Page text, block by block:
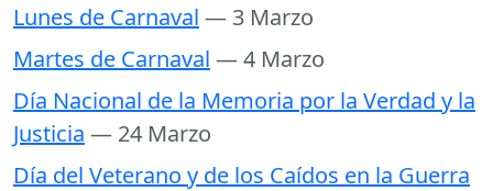
Lunes de Carnaval — 3 Marzo
Martes de Carnaval — 4 Marzo
Día Nacional de la Memoria por la Verdad y la
Justicia — 24 Marzo
Día del Veterano y de los Caídos en la Guerra